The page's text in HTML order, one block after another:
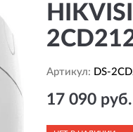
Артикул: DS-
17 090 руб.